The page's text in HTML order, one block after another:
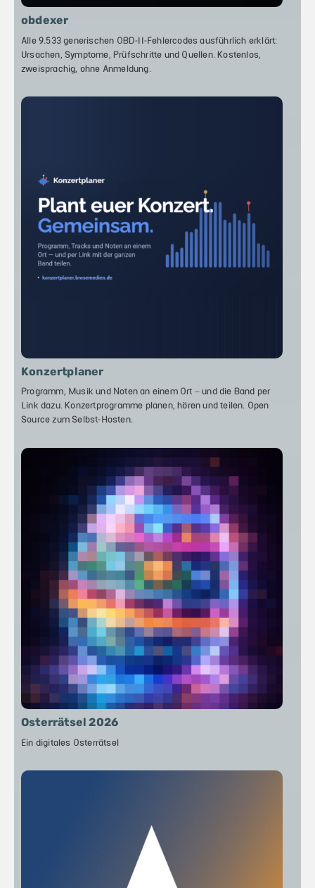
obdexer
Alle 9.533 generischen OBD-II-Fehlercodes ausführlich erklärt:
Ursachen, Symptome, Prüfschritte und Quellen. Kostenlos,
zweisprachig, ohne Anmeldung.
Konzertplaner
Programm, Musik und Noten an einem Ort – und die Band per
Link dazu. Konzertprogramme planen, hören und teilen. Open
Source zum Selbst-Hosten.
Osterrätsel 2026
Ein digitales Osterrätsel